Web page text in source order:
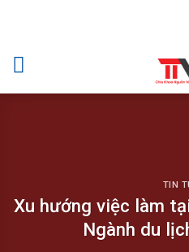
TIN
Xu hướng việc làm
Ngành du